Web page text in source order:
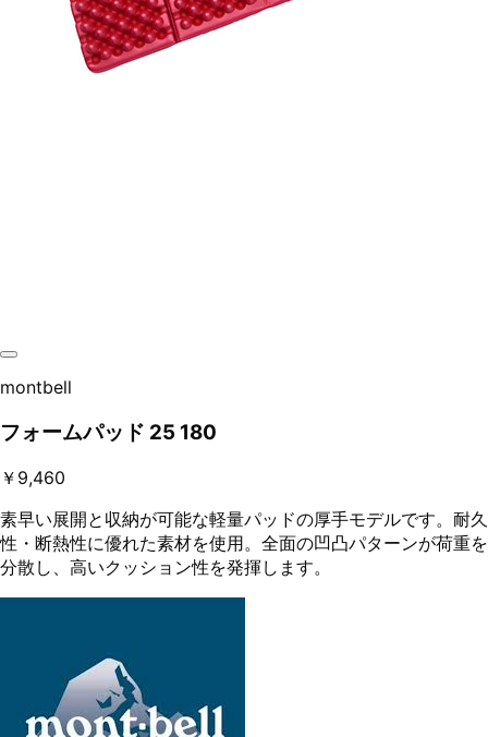
montbell
フォームパッド 25 180
￥9,460
素早い展開と収納が可能な軽量パッドの厚手モデルです。耐久
性・断熱性に優れた素材を使用。全面の凹凸パターンが荷重を
分散し、高いクッション性を発揮します。